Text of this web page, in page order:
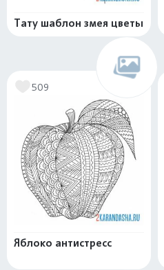
Тату шаблон змея цветы
509
Яблоко антистресс